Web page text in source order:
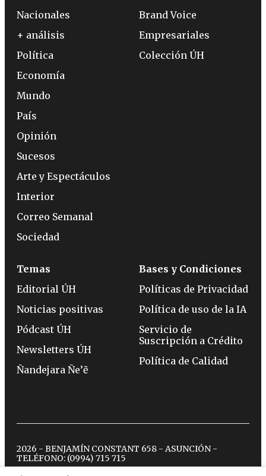
Nacionales
+ análisis
Política
Economía
Mundo
País
Opinión
Sucesos
Arte y Espectáculos
Interior
Correo Semanal
Sociedad
Brand Voice
Empresariales
Colección ÚH
Temas
Editorial ÚH
Noticias positivas
Pódcast ÚH
Newsletters ÚH
Ñandejara Ñe’ẽ
Bases y Condiciones
Políticas de Privacidad
Política de uso de la IA
Servicio de
Suscripción a Crédito
Política de Calidad
2026 - BENJAMÍN CONSTANT 658 - ASUNCIÓN -
TELÉFONO: (0994) 715 715